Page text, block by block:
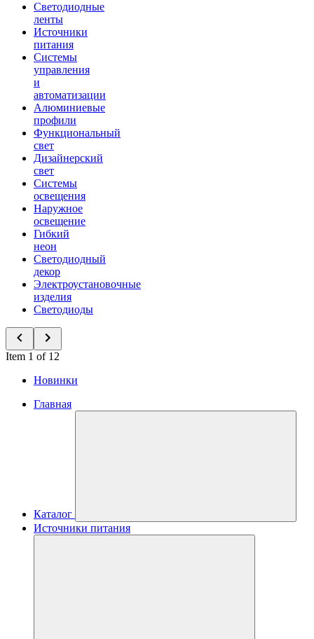
Светодиодные
ленты
Источники
питания
Системы
управления
и
автоматизации
Алюминиевые
профили
Функциональный
свет
Дизайнерский
свет
Системы
освещения
Наружное
освещение
Гибкий
неон
Светодиодный
декор
Электроустановочные
изделия
Светодиоды
Item 1 of 12
Новинки
Главная
Каталог
Источники питания